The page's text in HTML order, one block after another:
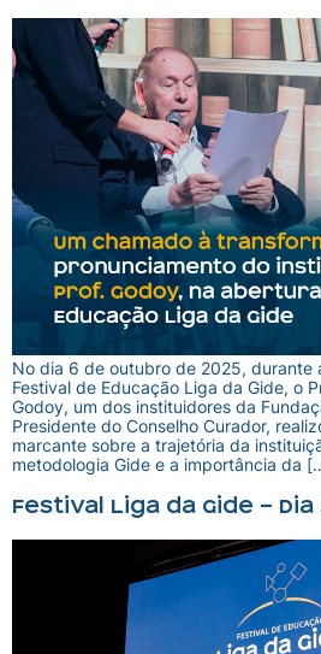
No dia 6 de outubro de 2025, durante
Festival de Educação Liga da Gide, o
Godoy, um dos instituidores da
Presidente do Conselho Curador,
marcante sobre a trajetória da
metodologia Gide e a importância da
Festival Liga da Gide – Dia